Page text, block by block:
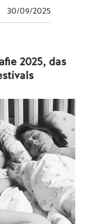
30/09/2025
2025, das